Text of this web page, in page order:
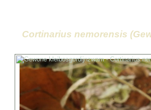
Cortinarius nemorensis